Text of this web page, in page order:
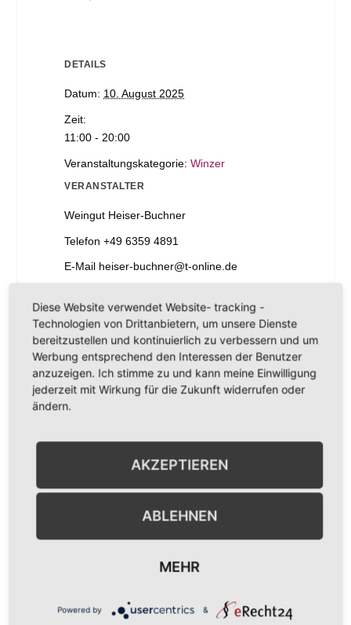
DETAILS
Datum: 10. August 2025
Zeit:
11:00 - 20:00
Veranstaltungskategorie: Winzer
SchorleXpress
Patricia Wingert
Bockenheim an der Weinstraße, RP
67278 Germany Google Karte anzeigen
Veranstaltungsort-Website anzeigen
VERANSTALTER
Weingut Heiser-Buchner
Telefon+49 6359 4891
E-Mail heiser-buchner@t-online.de
VIBES
SchorleXpress mit dem
am Samstag
Diese Website verwendet Website- tracking -
Technologien von Drittanbietern, um unsere Dienste
bereitzustellen und kontinuierlich zu verbessern und um
Werbung entsprechend den Interessen der Benutzer
anzuzeigen. Ich stimme zu und kann meine Einwilligung
jederzeit mit Wirkung für die Zukunft widerrufen oder
ändern.
AKZEPTIEREN
ABLEHNEN
MEHR
Powered by &